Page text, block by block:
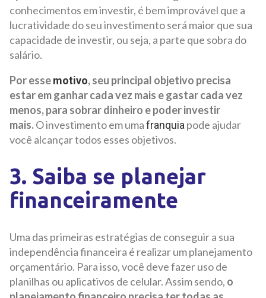
conhecimentos em investir, é bem improvável que a
lucratividade do seu investimento será maior que sua
capacidade de investir, ou seja, a parte que sobra do
salário.
Por essemotivo, seu principal objetivo precisa
estar em ganhar cada vez mais e gastar cada vez
menos, para sobrar dinheiro e poder investir
mais.O investimento em umafranquia pode ajudar
você alcançar todos esses objetivos.
3. Saiba se planejar
financeiramente
Uma das primeiras estratégias de conseguir a sua
independência financeira é realizar um planejamento
orçamentário. Para isso, você deve fazer uso de
planilhas ou aplicativos de celular. Assim sendo, o